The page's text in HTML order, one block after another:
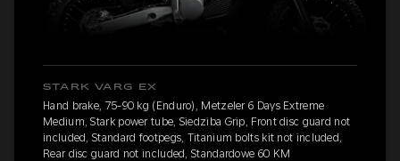
STARK VARG EX
Hand brake, 75-90 kg (Enduro), Metzeler 6 Days Extreme
Medium, Stark power tube, Siedziba Grip, Front disc guard not
included, Standard footpegs, Titanium bolts kit not included,
Rear disc guard not included, Standardowe 60 KM